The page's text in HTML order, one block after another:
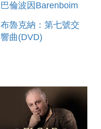
巴倫波因Barenboim
布魯克納：第七號交
響曲(DVD)